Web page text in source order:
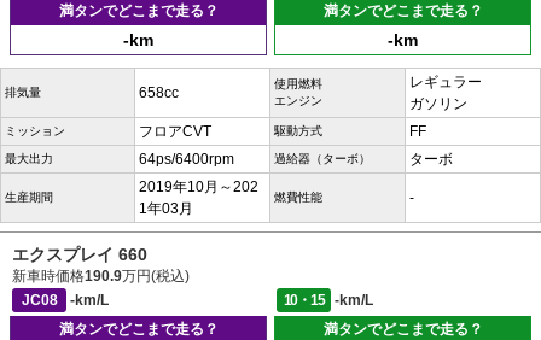
満タンでどこまで走る？
-km
満タンでどこまで走る？
-km
排気量 658cc
使用燃料
エンジン
レギュラー
ガソリン
ミッション フロアCVT 駆動方式 FF
最大出力 64ps/6400rpm 過給器（ターボ） ターボ
生産期間
2019年10月～202
1年03月
燃費性能 -
エクスプレイ 660
新車時価格190.9万円(税込)
JC08
-km/L 10・15
-km/L
満タンでどこまで走る？
満タンでどこまで走る？